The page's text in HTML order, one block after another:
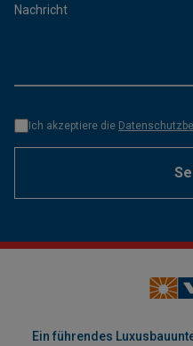
Nachricht
Ich akzeptiere die
Ein führendes